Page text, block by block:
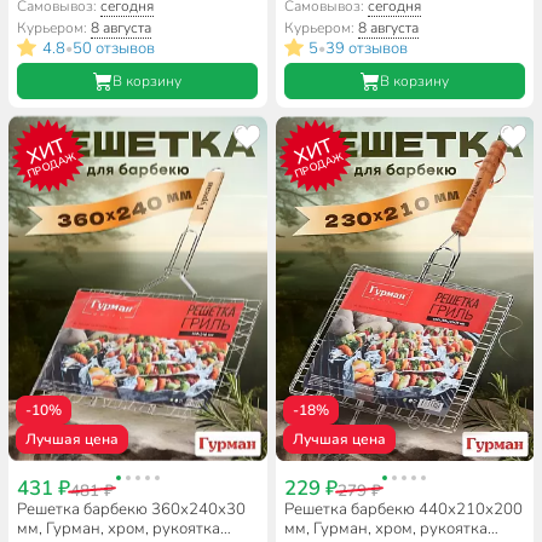
уровня, антипригарное
покрытие, рукоятка дерево,
22002NS-enf
Самовывоз:сегодня
Курьером:8 августа
4.8•50 отзывов
В корзину
3 уровня, рукоятка дерево,
22033-enf
Самовывоз: сегодня
Курьером: 8 августа
5•39 отзывов
В корзину
ХИТ
ПРОДАЖ
-10%
Лучшая цена
431 ₽481 ₽
Решетка барбекю 360х240х30
мм, Гурман, хром, рукоятка
ХИТ
ПРОДАЖ
-18%
Лучшая цена
229 ₽279 ₽
Решетка барбекю 440х210х200
мм, Гурман, хром, рукоятка